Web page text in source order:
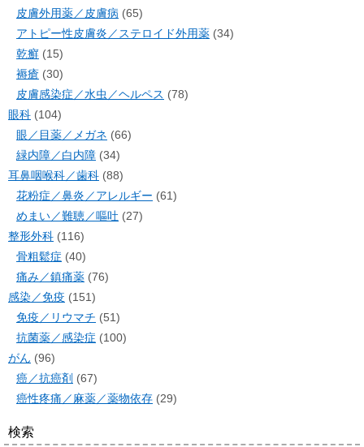
皮膚外用薬／皮膚病 (65)
アトピー性皮膚炎／ステロイド外用薬 (34)
乾癬 (15)
褥瘡 (30)
皮膚感染症／水虫／ヘルペス (78)
眼科 (104)
眼／目薬／メガネ (66)
緑内障／白内障 (34)
耳鼻咽喉科／歯科 (88)
花粉症／鼻炎／アレルギー (61)
めまい／難聴／嘔吐 (27)
整形外科 (116)
骨粗鬆症 (40)
痛み／鎮痛薬 (76)
感染／免疫 (151)
免疫／リウマチ (51)
抗菌薬／感染症 (100)
がん (96)
癌／抗癌剤 (67)
癌性疼痛／麻薬／薬物依存 (29)
検索